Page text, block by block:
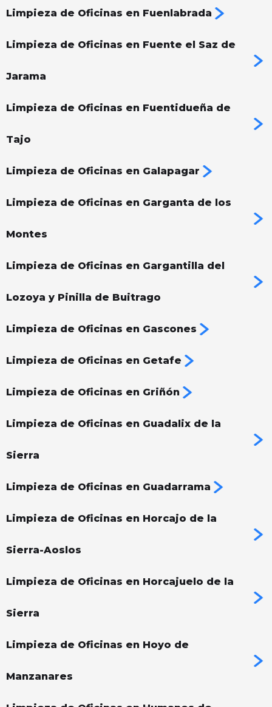
Limpieza de Oficinas en Fuenlabrada
Limpieza de Oficinas en Fuente el Saz de
Jarama
Limpieza de Oficinas en Fuentidueña de
Tajo
Limpieza de Oficinas en Galapagar
Limpieza de Oficinas en Garganta de los
Montes
Limpieza de Oficinas en Gargantilla del
Lozoya y Pinilla de Buitrago
Limpieza de Oficinas en Gascones
Limpieza de Oficinas en Getafe
Limpieza de Oficinas en Griñón
Limpieza de Oficinas en Guadalix de la
Sierra
Limpieza de Oficinas en Guadarrama
Limpieza de Oficinas en Horcajo de la
Sierra-Aoslos
Limpieza de Oficinas en Horcajuelo de la
Sierra
Limpieza de Oficinas en Hoyo de
Manzanares